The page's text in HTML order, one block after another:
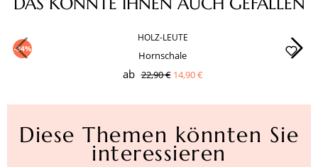
-34%
HOLZ-LEUTE
Hornschale
ab 22,90 € 14,90 €
Diese Themen könnten Sie
interessieren